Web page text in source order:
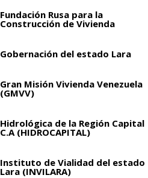
Fundación Rusa para la
Construcción de Vivienda
Gobernación del estado Lara
Gran Misión Vivienda Venezuela
(GMVV)
Hidrológica de la Región Capital
C.A (HIDROCAPITAL)
Instituto de Vialidad del estado
Lara (INVILARA)